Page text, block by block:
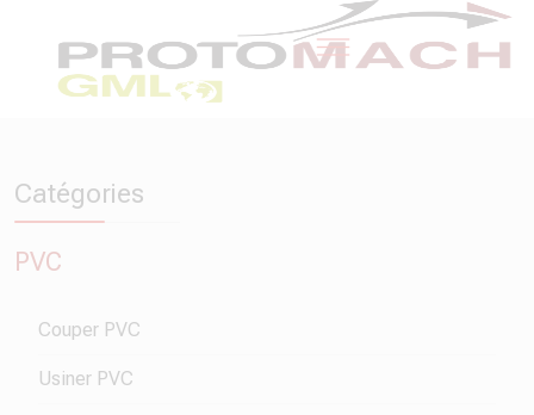
Catégories
PVC
Couper PVC
Usiner PVC